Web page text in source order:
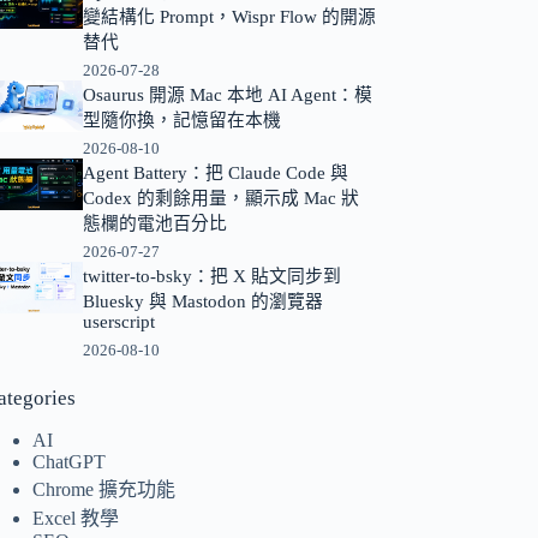
變結構化 Prompt，Wispr Flow 的開源
替代
2026-07-28
Osaurus 開源 Mac 本地 AI Agent：模
型隨你換，記憶留在本機
2026-08-10
Agent Battery：把 Claude Code 與
Codex 的剩餘用量，顯示成 Mac 狀
態欄的電池百分比
2026-07-27
twitter-to-bsky：把 X 貼文同步到
Bluesky 與 Mastodon 的瀏覽器
userscript
2026-08-10
AI
ChatGPT
Chrome 擴充功能
Excel 教學